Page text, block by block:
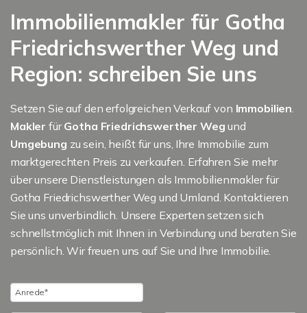
Immobilienmakler für Gotha
Friedrichswerther Weg und
Region: schreiben Sie uns
Setzen Sie auf den erfolgreichen Verkauf von Immobilien
Makler fürGotha Friedrichswerther Wegund
Umgebung zu sein, heißt für uns, Ihre Immobilie zum
marktgerechten Preis zu verkaufen. Erfahren Sie mehr
über unsere Dienstleistungen als Immobilienmakler für
Gotha Friedrichswerther Weg und Umland. Kontaktieren
Sie uns unverbindlich. Unsere Experten setzen sich
schnellstmöglich mit Ihnen in Verbindung und beraten Sie
persönlich. Wir freuen uns auf Sie und Ihre Immobilie.